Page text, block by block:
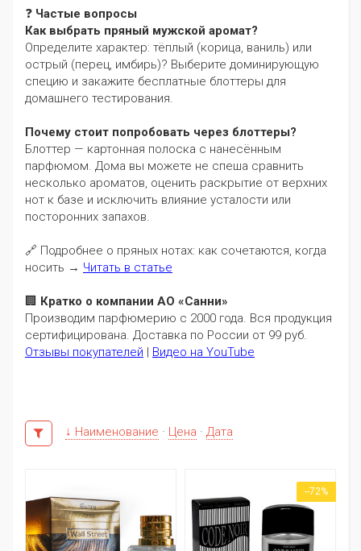
❓ Частые вопросы
Как выбрать пряный мужской аромат?
Определите характер: тёплый (корица, ваниль) или
острый (перец, имбирь)? Выберите доминирующую
специю и закажите бесплатные блоттеры для
домашнего тестирования.
Почему стоит попробовать через блоттеры?
Блоттер — картонная полоска с нанесённым
парфюмом. Дома вы можете не спеша сравнить
несколько ароматов, оценить раскрытие от верхних
нот к базе и исключить влияние усталости или
посторонних запахов.
🔗 Подробнее о пряных нотах: как сочетаются, когда
носить → Читать в статье
🏢 Кратко о компании АО «Санни»
Производим парфюмерию с 2000 года. Вся продукция
сертифицирована. Доставка по России от 99 руб.
Отзывы покупателей | Видео на YouTube
↓ Наименование · Цена · Дата
--72%